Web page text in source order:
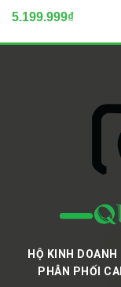
5.199.999₫
HỘ KINH
PHÂN PHỐI